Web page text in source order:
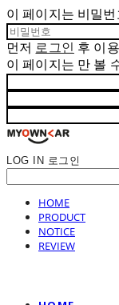
이 페이지는 비밀
먼저 로그인 후 이
이 페이지는 만 볼
LOG IN 로그인
HOME
PRODUCT
NOTICE
REVIEW